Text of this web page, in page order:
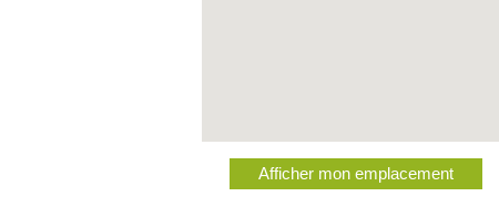
Afficher mon emplacement